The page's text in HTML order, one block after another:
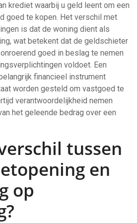
krediet waarbij u geld leent om een
goed te kopen. Het verschil met
is dat de woning dient als
wat betekent dat de geldschieter
goed in beslag te nemen
voldoet. Een
financieel instrument
worden gesteld om vastgoed te
verantwoordelijkheid nemen
het geleende bedrag over een
tussen
en
op